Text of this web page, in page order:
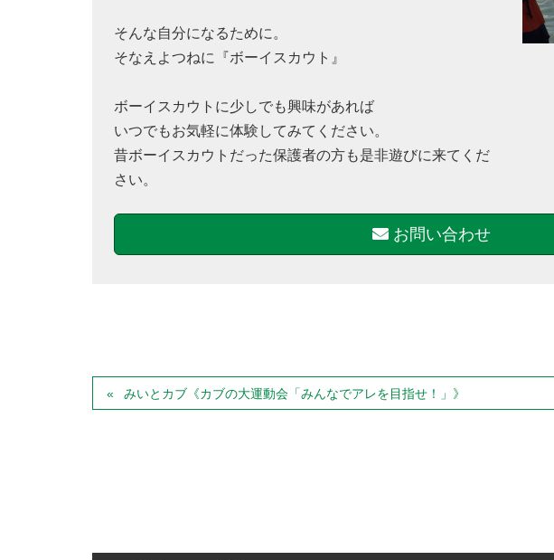
そんな自分になるために。
そなえよつねに『ボーイスカウト』
ボーイスカウトに少しでも興味があれば
いつでもお気軽に体験してみてください。
昔ボーイスカウトだった保護者の方も是非遊びに来てくだ
さい。
お問い合わせ
みいとカブ《カブの大運動会「みんなでアレを目指せ！」》